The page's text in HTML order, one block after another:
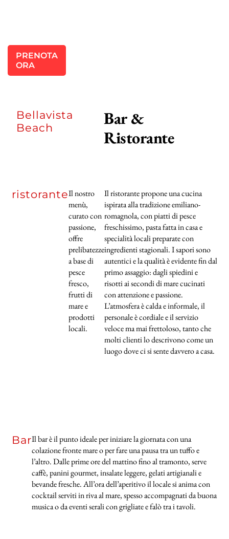
PRENOTA
ORA
Bellavista
Beach
Bar &
Ristorante
ristoranteIl nostro
menù,
curato con
passione,
offre
prelibatezze
a base di
pesce
fresco,
frutti di
mare e
prodotti
locali.
Il ristorante propone una cucina
ispirata alla tradizione emiliano-
romagnola, con piatti di pesce
freschissimo, pasta fatta in casa e
specialità locali preparate con
ingredienti stagionali. I sapori sono
autentici e la qualità è evidente fin dal
primo assaggio: dagli spiedini e
risotti ai secondi di mare cucinati
con attenzione e passione.
L’atmosfera è calda e informale, il
personale è cordiale e il servizio
veloce ma mai frettoloso, tanto che
molti clienti lo descrivono come un
luogo dove ci si sente davvero a casa.
BarIl bar è il punto ideale per iniziare la giornata con una
colazione fronte mare o per fare una pausa tra un tuffo e
l’altro. Dalle prime ore del mattino fino al tramonto, serve
caffè, panini gourmet, insalate leggere, gelati artigianali e
bevande fresche. All’ora dell’aperitivo il locale si anima con
cocktail serviti in riva al mare, spesso accompagnati da buona
musica o da eventi serali con grigliate e falò tra i tavoli.